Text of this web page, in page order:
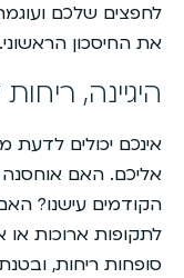
לחפצים שלכם
את החיסכון הראשוני.
היגיינה,
אינכם יכולים לדעת
אליכם. האם
הקודמים עישנו?
לתקופות ארוכות או
סופחות ריחות,